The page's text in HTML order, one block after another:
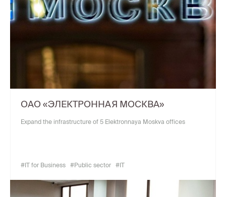
ОАО «ЭЛЕКТРОННАЯ МОСКВА»
Expand the infrastructure of 5 Elektronnaya Moskva offices
#IT for Business #Public sector #IT